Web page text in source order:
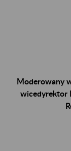
Moderowany
wicedyrektor